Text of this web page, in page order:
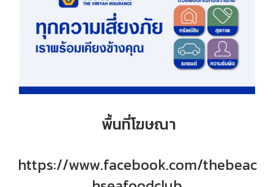
พื้นที่โฆษณา
https://www.facebook.com/thebeac